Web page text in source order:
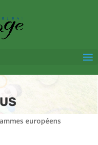
européens